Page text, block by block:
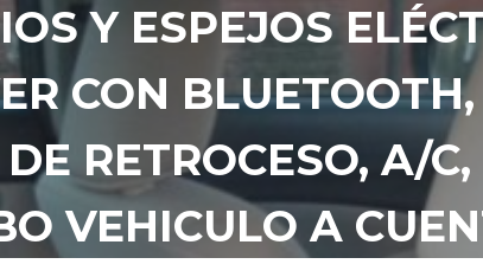
Y ESPEJOS
CON
RETROCESO, A/
VEHICULO A